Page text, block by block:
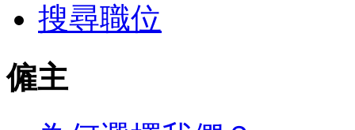
搜尋職位
僱主